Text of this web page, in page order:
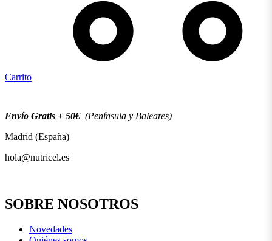
Carrito
Envío Gratis + 50€(Península y Baleares)
Madrid (España)
hola@nutricel.es
SOBRE NOSOTROS
Novedades